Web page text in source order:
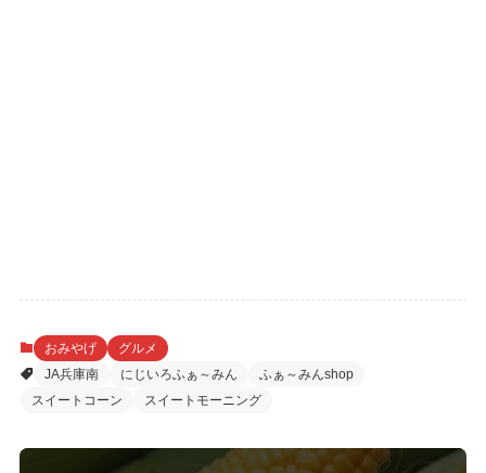
おみやげ
グルメ
JA兵庫南
にじいろふぁ～みん
ふぁ～みんshop
スイートコーン
スイートモーニング